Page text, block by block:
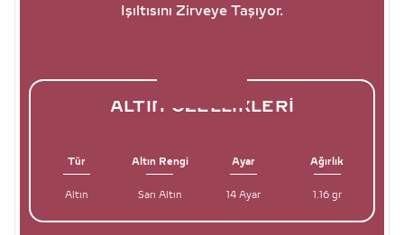
Işıltısını Zirveye Taşıyor.
ALTIN ÖZELLIKLERI
Tür Altın Rengi Ayar Ağırlık
Altın Sarı Altın 14 Ayar 1.16 gr